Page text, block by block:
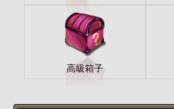
高級箱子